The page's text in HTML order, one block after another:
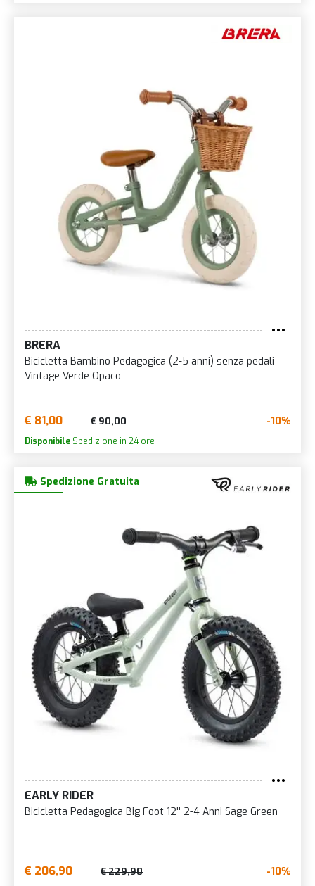
BRERA
Bicicletta Bambino Pedagogica (2-5 anni) senza pedali
Vintage Verde Opaco
€ 81,00 € 90,00 -10%
Disponibile Spedizione in 24 ore
Spedizione Gratuita
EARLY RIDER
Bicicletta Pedagogica Big Foot 12'' 2-4 Anni Sage Green
€ 206,90 € 229,90 -10%